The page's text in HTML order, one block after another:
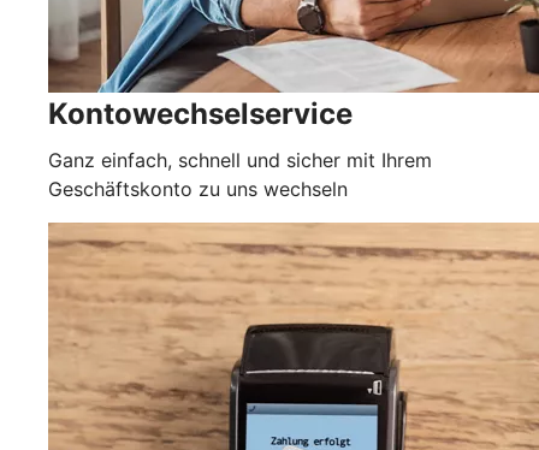
Kontowechselservice
Ganz einfach, schnell und sicher mit Ihrem
Geschäftskonto zu uns wechseln